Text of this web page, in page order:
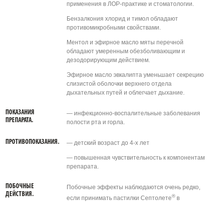
применения в ЛОР-практике и стоматологии.
Бензалкония хлорид и тимол обладают
противомикробными свойствами.
Ментол и эфирное масло мяты перечной
обладают умеренным обезболивающим и
дезодорирующим действием.
Эфирное масло эвкалипта уменьшает секрецию
слизистой оболочки верхнего отдела
дыхательных путей и облегчает дыхание.
ПОКАЗАНИЯ
ПРЕПАРАТА.
— инфекционно-воспалительные заболевания
полости рта и горла.
ПРОТИВОПОКАЗАНИЯ. — детский возраст до 4-х лет
— повышенная чувствительность к компонентам
препарата.
ПОБОЧНЫЕ
ДЕЙСТВИЯ.
Побочные эффекты наблюдаются очень редко,
если принимать пастилки Септолете®в